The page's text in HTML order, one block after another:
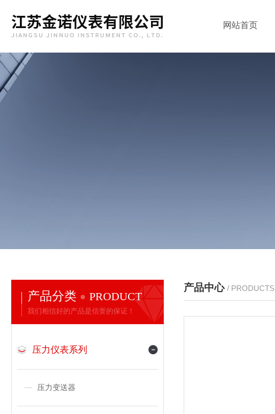
网站首页
产品分类 PRODUCT
我们相信好的产品是信誉的保证！
压力仪表系列
压力变送器
产品中心 / PRODUCTS